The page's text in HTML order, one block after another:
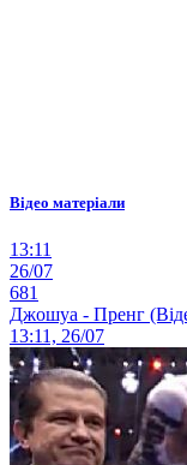
Відео матеріали
13:11
26/07
681
Джошуа - Пренг
13:11, 26/07